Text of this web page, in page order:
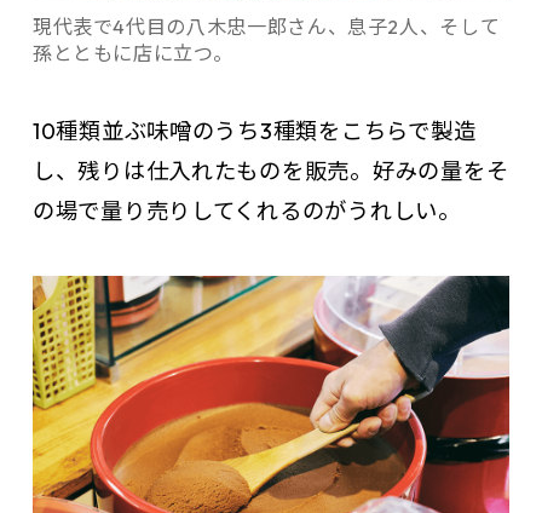
現代表で4代目の八木忠一郎さん、息子2人、そして
孫とともに店に立つ。
10種類並ぶ味噌のうち3種類をこちらで製造
し、残りは仕入れたものを販売。好みの量をそ
の場で量り売りしてくれるのがうれしい。